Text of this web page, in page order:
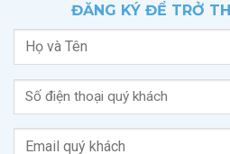
ĐĂNG KÝ ĐỂ TRỞ